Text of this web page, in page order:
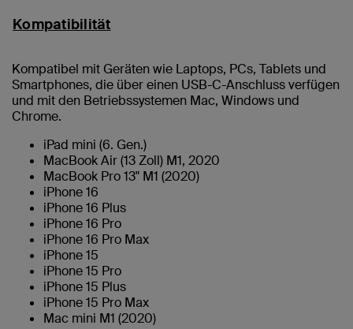
Kompatibilität
Kompatibel mit Geräten wie Laptops, PCs, Tablets und
Smartphones, die über einen USB-C-Anschluss verfügen
und mit den Betriebssystemen Mac, Windows und
Chrome.
iPad mini (6. Gen.)
MacBook Air (13 Zoll) M1, 2020
MacBook Pro 13" M1 (2020)
iPhone 16
iPhone 16 Plus
iPhone 16 Pro
iPhone 16 Pro Max
iPhone 15
iPhone 15 Pro
iPhone 15 Plus
iPhone 15 Pro Max
Mac mini M1 (2020)